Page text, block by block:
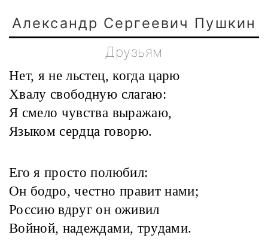
Александр Сергеевич Пушкин
Друзьям
Нет, я не льстец, когда царю
Хвалу свободную слагаю:
Я смело чувства выражаю,
Языком сердца говорю.
Его я просто полюбил:
Он бодро, честно правит нами;
Россию вдруг он оживил
Войной, надеждами, трудами.